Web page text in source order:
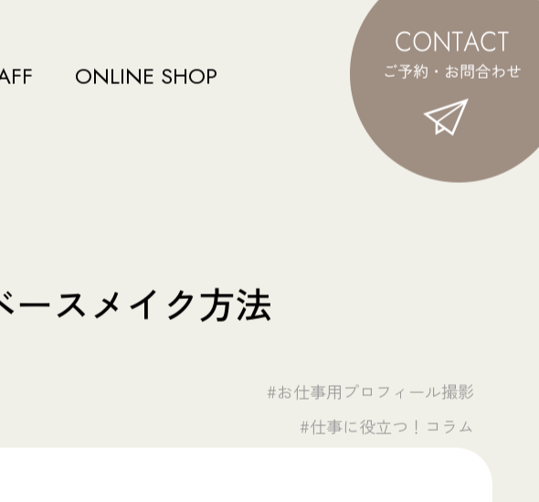
ONLINE SHOP
スメイク方法
#お仕事用プロフィール撮影
#仕事に役立つ！コラム